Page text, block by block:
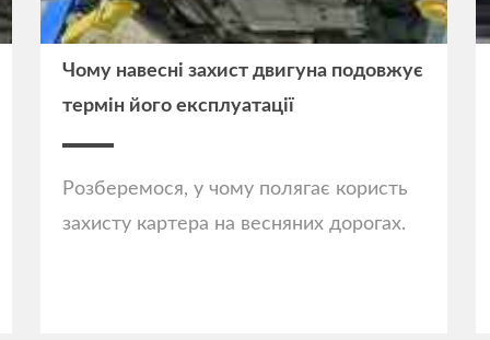
Чому навесні захист двигуна подовжує
термін його експлуатації
Розберемося, у чому полягає користь
захисту картера на весняних дорогах.